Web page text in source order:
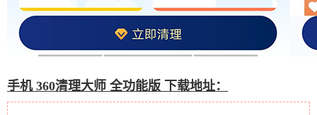
手机 360清理大师 全功能版 下载地址：